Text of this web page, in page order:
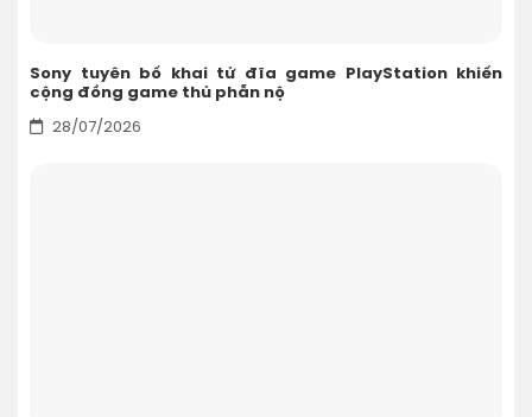
Sony tuyên bố khai tử đĩa game PlayStation khiến
cộng đồng game thủ phẫn nộ
28/07/2026